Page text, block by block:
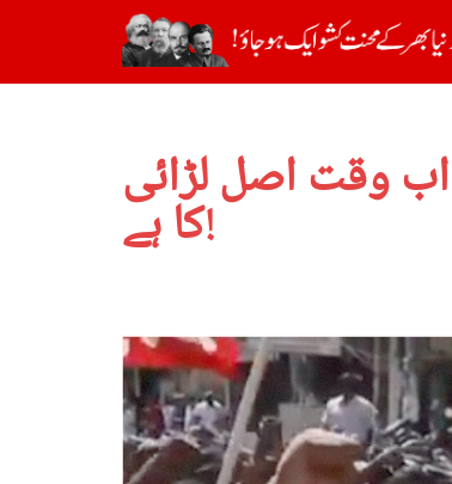
وقت اصل لڑائی
کا ہے!